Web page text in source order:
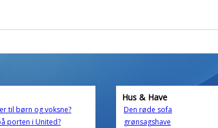
til børn og voksne?
porten i United?
Hus & Have
Den røde sofa
grønsagshave